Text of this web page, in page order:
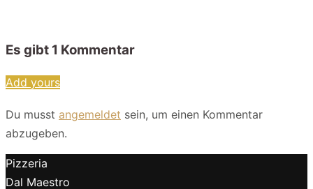
Es gibt 1 Kommentar
Add yours
Du musst angemeldet sein, um einen Kommentar
abzugeben.
Pizzeria
Dal Maestro